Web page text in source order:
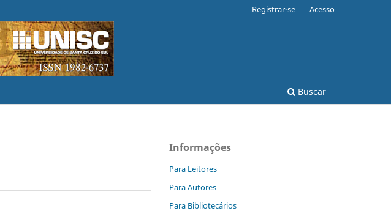
Buscar
Registrar-se Acesso
Informações
Para Leitores
Para Autores
Para Bibliotecários